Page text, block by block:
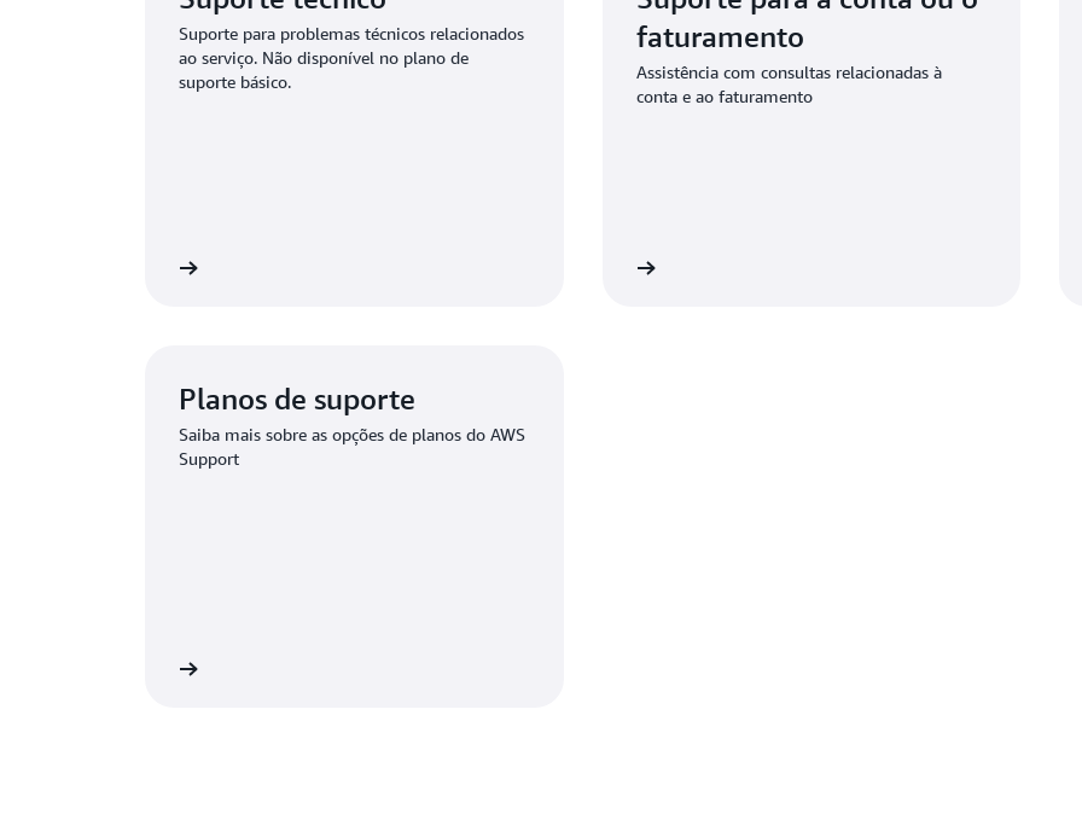
Suporte para problemas técnicos relacionados
ao serviço. Não disponível no plano de
suporte básico.
faturamento
Assistência com consultas relacionadas à
conta e ao faturamento
Conectar-se ao suporte para conformidade da AWS
Planos de suporte
Saiba mais sobre as opções de planos do AWS
Support